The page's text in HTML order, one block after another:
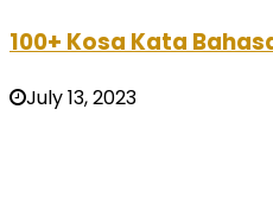
100+ Kosa Kata
July 13, 2023